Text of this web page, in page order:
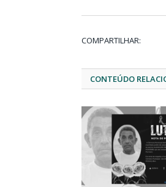
COMPARTILHAR:
CONTEÚDO